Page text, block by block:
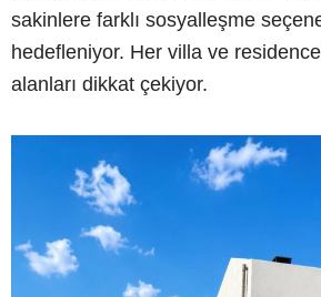
sakinlere farklı sosyalleşme
hedefleniyor. Her villa ve
alanları dikkat çekiyor.